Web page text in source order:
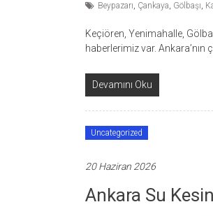
Beypazarı, Çankaya, Gölbaşı,
Keçiören, Yenimahalle,
haberlerimiz var.
Devamını Oku
Uncategorized
20 Haziran 2026
Ankara Su